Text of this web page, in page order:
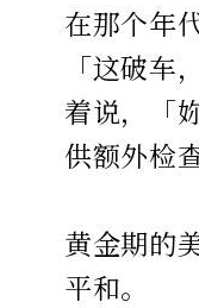
在那个年
「这破
着说，「
供额外检
黄金期的
平和。